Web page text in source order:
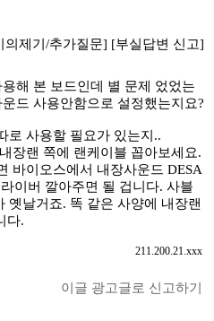
의제기/추가질문] [부실답변 신고]
해 본 보드인데 별 문제 었었는
드 사용안함으로 설정했는지요?
로 사용할 필요가 있는지..
장랜 쪽에 랜케이블 꼽아보세요.
바이오스에서 내장사운드 DESA
이버 깔아주면 될 겁니다. 사블
옛날거죠. 똑 같은 사양에 내장랜
다.
211.200.21.xxx
이글 광고글로 신고하기